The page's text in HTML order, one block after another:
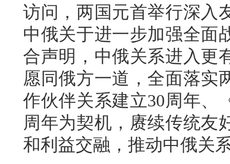
访问，两国元首举行深入
中俄关于进一步加强全面
合声明，中俄关系进入更
愿同俄方一道，全面落实
作伙伴关系建立30周年、
周年为契机，赓续传统友
和利益交融，推动中俄关